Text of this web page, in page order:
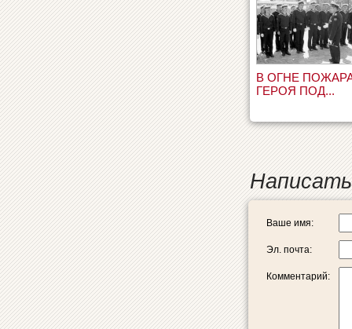
В ОГНЕ
ГЕРОЯ ПОД...
Ваше имя:
Эл. почта:
Комментарий: